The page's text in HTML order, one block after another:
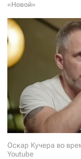
«Новой»
Оскар Кучера во
Youtube
Нажимая кнопку
я принимаю
условия
Если у вас есть
звоните:
+7 (929) 612-03-68